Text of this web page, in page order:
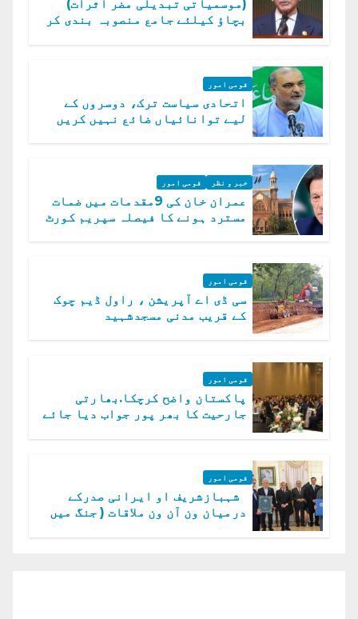
(موسمیاتی تبدیلی مضر اثرات)
بچاؤ کیلئے جامع منصوبہ بندی کر
قومی امور
اتحادی سیاست ترک، دوسروں کے
لیے توانائیاں ضائع نہیں کریں
خبر و نظر قومی امور
عمران خان کی 9مقدمات میں ضمات
مسترد ہونے کا فیصلہ سپریم کورٹ
قومی امور
سی ڈی اے آپریشن ، راول ڈیم چوک
کے قریب مدنی مسجدشہید
قومی امور
پاکستان واضح کرچکا.بھارتی
جارحیت کا بھر پور جواب دیا جائے
قومی امور
شہبازشریف او ایرانی صدرکے
درمیان ون آن ون ملاقات ( جنگ میں